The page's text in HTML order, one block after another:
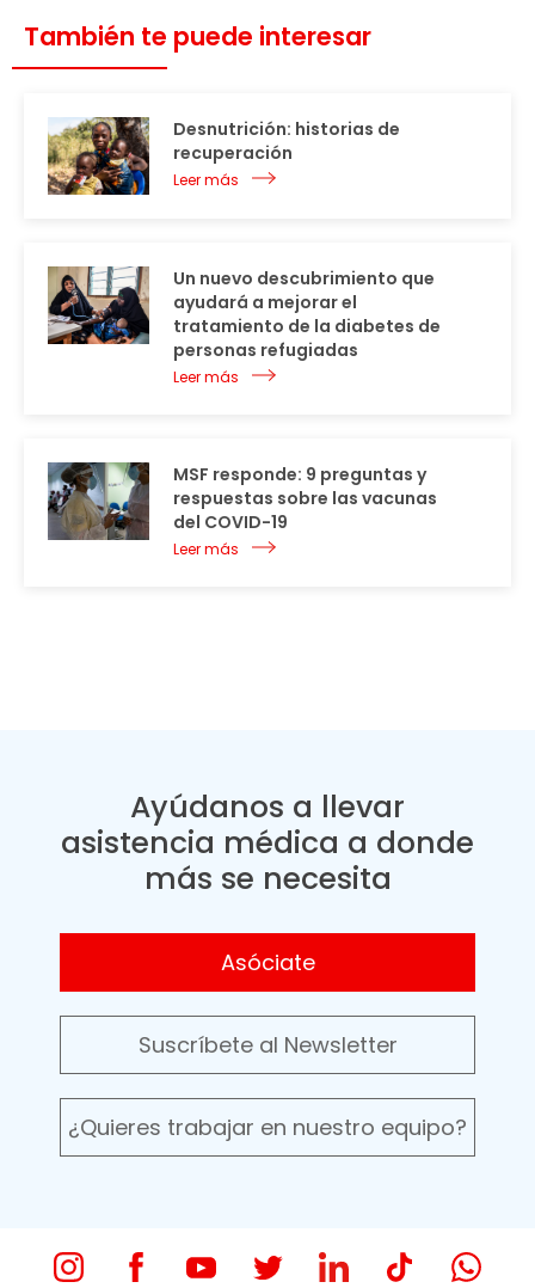
También te puede interesar
Desnutrición: historias de
recuperación
Leer más
Un nuevo descubrimiento que
ayudará a mejorar el
tratamiento de la diabetes de
personas refugiadas
Leer más
MSF responde: 9 preguntas y
respuestas sobre las vacunas
del COVID-19
Leer más
Ayúdanos a llevar
asistencia médica a donde
más se necesita
Asóciate
Suscríbete al Newsletter
¿Quieres trabajar en nuestro equipo?